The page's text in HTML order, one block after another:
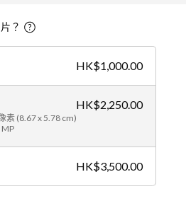
？
HK$1,000.00
素 (8.67 x 5.78 cm)
MP
HK$2,250.00
HK$3,500.00